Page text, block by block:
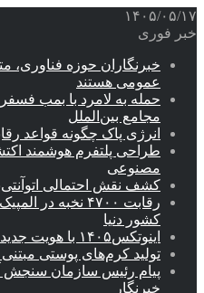
۱۴۰۵/۰۵/۱۷
خبر فوری
خبرنگاران حوزه فناوری،
عمومی هستند
حمله به لامرد با بمب
مجامع بین‌الملل
انرژی پاک چگونه قواعد
طراحی پلتفرم هوشمند
مصنوعی
کشف نقش احتمالی
کشور دنیا
اینوتکس۱۴۰۵ با هویت جدید برگزار می‌شود
تولید کرم‌های پوستی مبتنی
پیام رئیس سازمان سنجش
خبرنگار